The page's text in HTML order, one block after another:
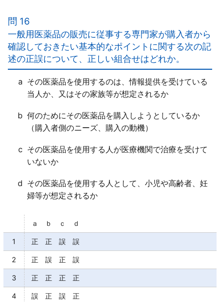
購入者に情報提供を受けようとする意識が乏しい場合
であっても、購入者側から医薬品の使用状況に係る情
報をできる限り引き出し、可能な情報提供を行ってい
くためのコミュニケーション技術を身につけるべきで
ある。
ｃ○
問 16
一般用医薬品の販売に従事する専門家が購入者から
確認しておきたい基本的なポイントに関する次の記
述の正誤について、正しい組合せはどれか。
a その医薬品を使用するのは、情報提供を受けている
当人か、又はその家族等が想定されるか
b 何のためにその医薬品を購入しようとしているか
（購入者側のニーズ、購入の動機）
c その医薬品を使用する人が医療機関で治療を受けて
いないか
d その医薬品を使用する人として、小児や高齢者、妊
婦等が想定されるか
ａ ｂ ｃ ｄ
1 正 正 誤 誤
2 正 誤 正 誤
3 正 正 正 正
4 誤 正 誤 正